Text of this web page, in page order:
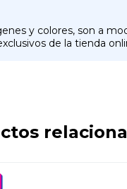
y colores, son a
de la tienda